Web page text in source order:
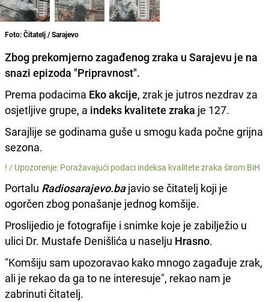
Foto: Čitatelj / Sarajevo
Zbog prekomjerno zagađenog zraka u Sarajevu je na
snazi epizoda "Pripravnost".
Prema podacima Eko akcije, zrak je jutros nezdrav za
osjetljive grupe, a indeks kvalitete zraka je 127.
Sarajlije se godinama guše u smogu kada počne grijna
sezona.
! / Upozorenje: Poražavajući podaci indeksa kvalitete zraka širom BiH
Portalu Radiosarajevo.ba javio se čitatelj koji je
ogorčen zbog ponašanje jednog komšije.
Proslijedio je fotografije i snimke koje je zabilježio u
ulici Dr. Mustafe Denišlića u naselju Hrasno.
"Komšiju sam upozoravao kako mnogo zagađuje zrak,
ali je rekao da ga to ne interesuje", rekao nam je
zabrinuti čitatelj.